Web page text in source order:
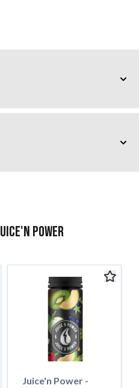
Power
Juice'n Power -